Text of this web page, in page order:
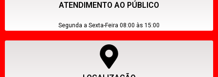
ATENDIMENTO AO PÚBLICO
Segunda a Sexta-Feira 08:00 às 15:00